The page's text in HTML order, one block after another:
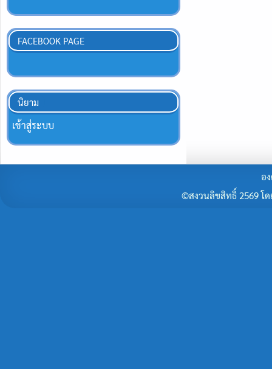
FACEBOOK PAGE
นิยาม
เข้าสู่ระบบ
อ
©สงวนลิขสิทธิ์ 2569 โ